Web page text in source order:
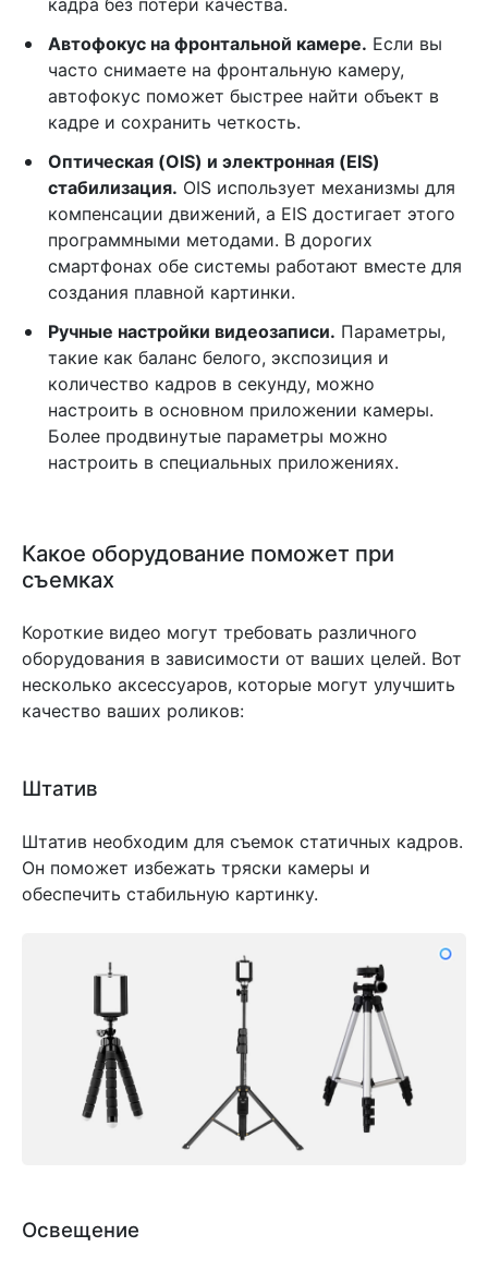
кадра без потери качества.
Автофокус на фронтальной камере. Если вы
часто снимаете на фронтальную камеру,
автофокус поможет быстрее найти объект в
кадре и сохранить четкость.
Оптическая (OIS) и электронная (EIS)
стабилизация. OIS использует механизмы для
компенсации движений, а EIS достигает этого
программными методами. В дорогих
смартфонах обе системы работают вместе для
создания плавной картинки.
Ручные настройки видеозаписи. Параметры,
такие как баланс белого, экспозиция и
количество кадров в секунду, можно
настроить в основном приложении камеры.
Более продвинутые параметры можно
настроить в специальных приложениях.
Какое оборудование поможет при
съемках
Короткие видео могут требовать различного
оборудования в зависимости от ваших целей. Вот
несколько аксессуаров, которые могут улучшить
качество ваших роликов:
Штатив
Штатив необходим для съемок статичных кадров.
Он поможет избежать тряски камеры и
обеспечить стабильную картинку.
Освещение